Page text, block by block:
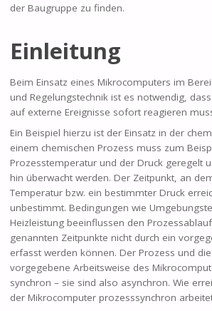
der Baugruppe zu finden.
Einleitung
Beim Einsatz eines Mikrocomputers im
und Regelungstechnik ist es notwendig,
auf externe Ereignisse sofort reagieren
Ein Beispiel hierzu ist der Einsatz in der
einem chemischen Prozess muss zum
Prozesstemperatur und der Druck geregelt
hin überwacht werden. Der Zeitpunkt, an
Temperatur bzw. ein bestimmter Druck
unbestimmt. Bedingungen wie
Heizleistung beeinflussen den
genannten Zeitpunkte nicht durch ein
erfasst werden können. Der Prozess und
vorgegebene Arbeitsweise des
synchron – sie sind also asynchron. Wie
der Mikrocomputer prozesssynchron